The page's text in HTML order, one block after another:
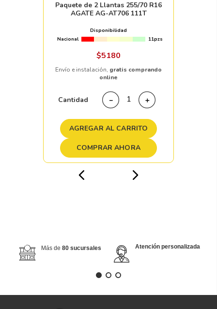
Paquete de 2 Llantas 255/70 R16
AGATE AG-AT706 111T
Disponibilidad
Nacional
11pzs
$5180
Envío e instalación, gratis comprando
online
Cantidad ＋
－
AGREGAR AL CARRITO
COMPRAR AHORA
Más de 80 sucursales Atención personalizada